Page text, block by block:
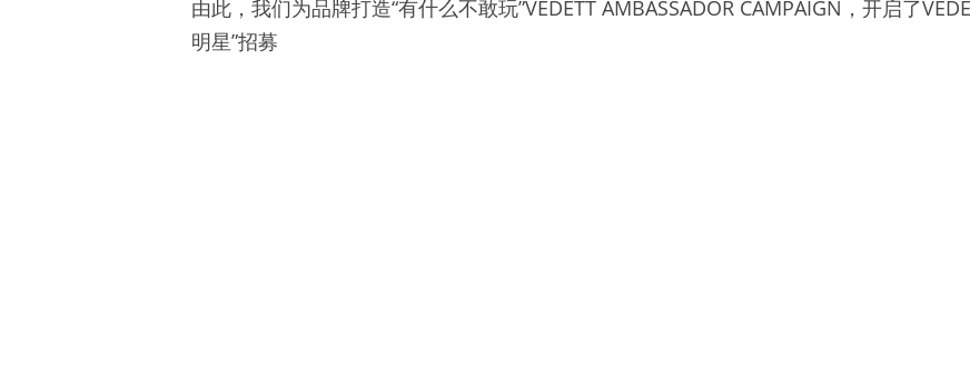
由此，我们为品牌打造“有什么不敢玩”VEDETT AMBASSADOR CAMPAIGN，开启了
明星”招募